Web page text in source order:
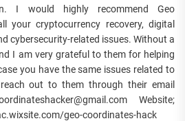
I would highly recommend Geo
your cryptocurrency recovery, digital
cybersecurity-related issues. Without a
I am very grateful to them for helping
you have the same issues related to
out to them through their email
Website;
geo-coordinates-hack